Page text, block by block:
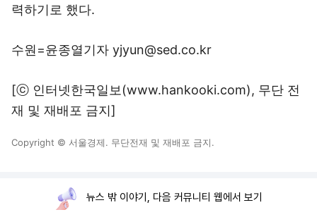
력하기로 했다.
수원=윤종열기자 yjyun@sed.co.kr
[ⓒ 인터넷한국일보(www.hankooki.com), 무단 전
재 및 재배포 금지]
Copyright © 서울경제. 무단전재 및 재배포 금지.
뉴스 밖 이야기, 다음 커뮤니티 웹에서 보기